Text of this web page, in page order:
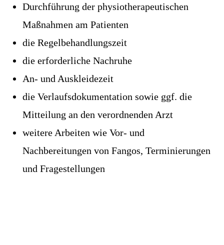
Durchführung der physiotherapeutischen
Maßnahmen am Patienten
die Regelbehandlungszeit
die erforderliche Nachruhe
An- und Auskleidezeit
die Verlaufsdokumentation sowie ggf. die
Mitteilung an den verordnenden Arzt
weitere Arbeiten wie Vor- und
Nachbereitungen von Fangos, Terminierungen
und Fragestellungen